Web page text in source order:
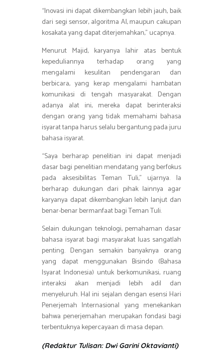
“Inovasi ini dapat dikembangkan lebih jauh, baik
dari segi sensor, algoritma AI, maupun cakupan
kosakata yang dapat diterjemahkan,” ucapnya.
Menurut Majid, karyanya lahir atas bentuk
kepeduliannya terhadap orang yang
mengalami kesulitan pendengaran dan
berbicara, yang kerap mengalami hambatan
komunikasi di tengah masyarakat. Dengan
adanya alat ini, mereka dapat berinteraksi
dengan orang yang tidak memahami bahasa
isyarat tanpa harus selalu bergantung pada juru
bahasa isyarat.
“Saya berharap penelitian ini dapat menjadi
dasar bagi penelitian mendatang yang berfokus
pada aksesibilitas Teman Tuli,” ujarnya. Ia
berharap dukungan dari pihak lainnya agar
karyanya dapat dikembangkan lebih lanjut dan
benar-benar bermanfaat bagi Teman Tuli.
Selain dukungan teknologi, pemahaman dasar
bahasa isyarat bagi masyarakat luas sangatlah
penting. Dengan semakin banyaknya orang
yang dapat menggunakan Bisindo (Bahasa
Isyarat Indonesia) untuk berkomunikasi, ruang
interaksi akan menjadi lebih adil dan
menyeluruh. Hal ini sejalan dengan esensi Hari
Penerjemah Internasional yang menekankan
bahwa penerjemahan merupakan fondasi bagi
terbentuknya kepercayaan di masa depan.
(Redaktur Tulisan: Dwi Garini Oktavianti)